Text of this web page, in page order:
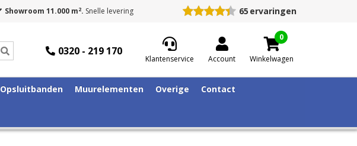
Showroom 11.000 m2. Snelle levering 65 ervaringen
0320 - 219 170
Klantenservice Account
0
Winkelwagen
Opsluitbanden Muurelementen Overige Contact